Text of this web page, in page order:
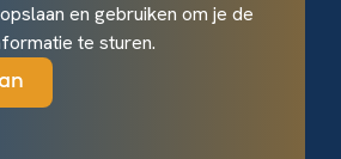
en gebruiken om je de
te sturen.